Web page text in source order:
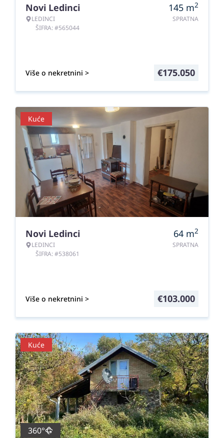
Novi Ledinci
LEDINCI
ŠIFRA: #565044
145 m2
SPRATNA
Više o nekretnini > €175.050
Kuće
Novi Ledinci
LEDINCI
ŠIFRA: #538061
64 m2
SPRATNA
Više o nekretnini > €103.000
Kuće
360°